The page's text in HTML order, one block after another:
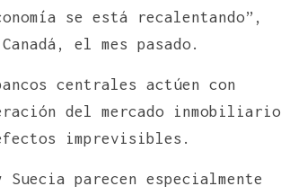
se está recalentando”,
el mes pasado.
centrales actúen con
del mercado inmobiliario
imprevisibles.
parecen especialmente